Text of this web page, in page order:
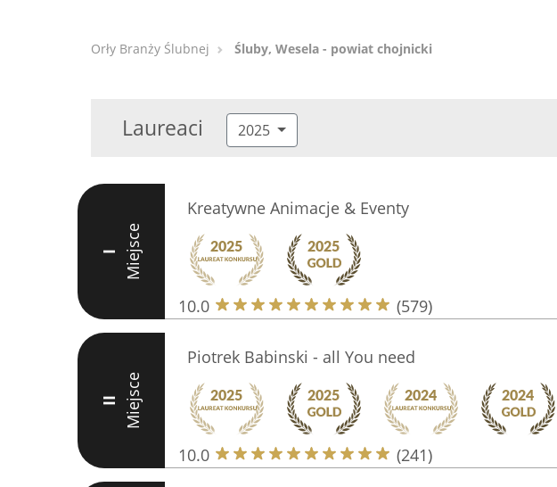
Orły Branży Ślubnej Śluby, Wesela - powiat chojnicki
Laureaci 2025
I Miejsce
Kreatywne Animacje & Eventy
10.0 (579)
II Miejsce
Piotrek Babinski - all You need
10.0 (241)